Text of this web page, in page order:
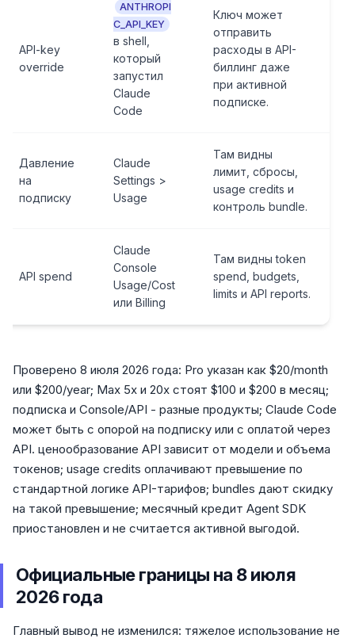
API-key
override
ANTHROPI
C_API_KEY
в shell,
который
запустил
Claude
Code
Ключ может
отправить
расходы в API-
биллинг даже
при активной
подписке.
Давление
на
подписку
Claude
Settings >
Usage
Там видны
лимит, сбросы,
usage credits и
контроль bundle.
API spend
Claude
Console
Usage/Cost
или Billing
Там видны token
spend, budgets,
limits и API reports.
Проверено 8 июля 2026 года: Pro указан как $20/month
или $200/year; Max 5x и 20x стоят $100 и $200 в месяц;
подписка и Console/API - разные продукты; Claude Code
может быть с опорой на подписку или с оплатой через
API. ценообразование API зависит от модели и объема
токенов; usage credits оплачивают превышение по
стандартной логике API-тарифов; bundles дают скидку
на такой превышение; месячный кредит Agent SDK
приостановлен и не считается активной выгодой.
Официальные границы на 8 июля
2026 года
Главный вывод не изменился: тяжелое использование не